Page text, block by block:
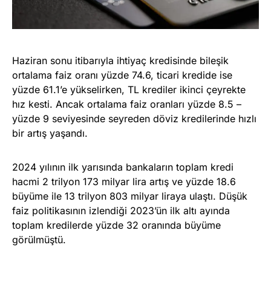
Haziran sonu itibarıyla ihtiyaç kredisinde bileşik
ortalama faiz oranı yüzde 74.6, ticari kredide ise
yüzde 61.1’e yükselirken, TL krediler ikinci çeyrekte
hız kesti. Ancak ortalama faiz oranları yüzde 8.5 –
yüzde 9 seviyesinde seyreden döviz kredilerinde hızlı
bir artış yaşandı.
2024 yılının ilk yarısında bankaların toplam kredi
hacmi 2 trilyon 173 milyar lira artış ve yüzde 18.6
büyüme ile 13 trilyon 803 milyar liraya ulaştı. Düşük
faiz politikasının izlendiği 2023’ün ilk altı ayında
toplam kredilerde yüzde 32 oranında büyüme
görülmüştü.